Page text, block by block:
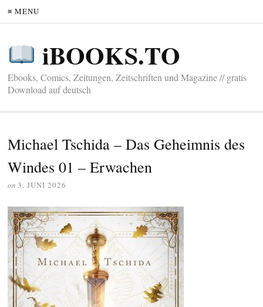
≡ MENU
iBOOKS.TO
Ebooks, Comics, Zeitungen, Zeitschriften und Magazine // gratis
Download auf deutsch
Michael Tschida – Das Geheimnis des
Windes 01 – Erwachen
on 3. JUNI 2026